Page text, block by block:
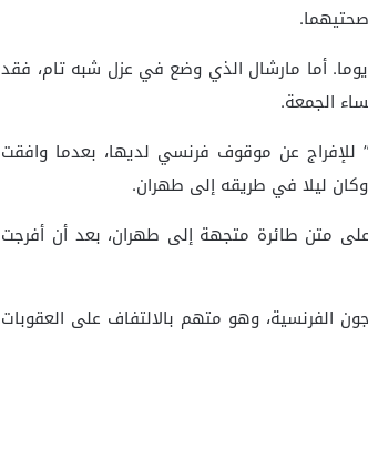
وتراجعت صحة عادلخاه بعدما نفذت إضرابا عن الطعام لمدة 49 يوما. أما مارشال الذي وضع في عزل شبه تام، فقد
الجمعة.
للإفراج عن موقوف فرنسي لديها، بعدما وافقت
وكان ليلا في طريقه إلى طهران.
على متن طائرة متجهة إلى طهران، بعد أن أفرجت
الفرنسية، وهو متهم بالالتفاف على العقوبات